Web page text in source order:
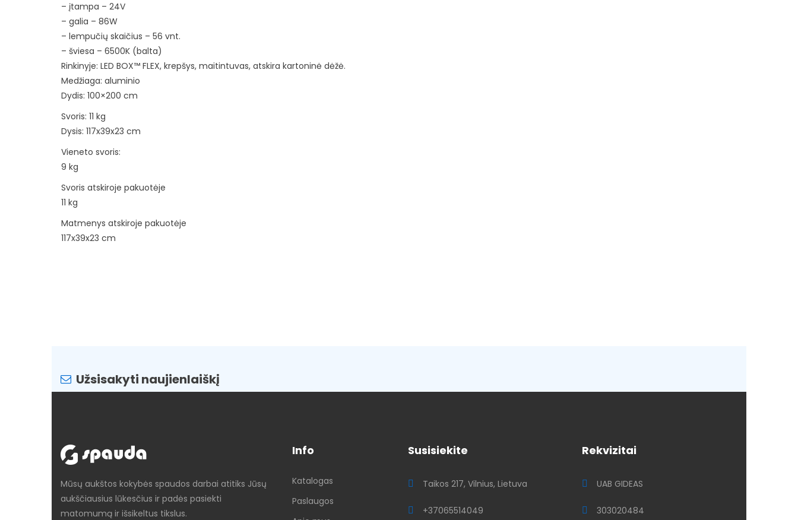
– įtampa – 24V
– galia – 86W
– lempučių skaičius – 56 vnt.
– šviesa – 6500K (balta)
Rinkinyje: LED BOX™ FLEX, krepšys, maitintuvas, atskira kartoninė dėžė.
Medžiaga: aluminio
Dydis: 100×200 cm
Svoris: 11 kg
Dysis: 117x39x23 cm
Vieneto svoris:
9 kg
Svoris atskiroje pakuotėje
11 kg
Matmenys atskiroje pakuotėje
117x39x23 cm
Užsisakyti naujienlaiškį
Mūsų aukštos kokybės spaudos darbai atitiks Jūsų
aukščiausius lūkesčius ir padės pasiekti
matomumą ir išsikeltus tikslus.
Info
Katalogas
Paslaugos
Susisiekite
Taikos 217, Vilnius, Lietuva
+37065514049
Rekvizitai
UAB GIDEAS
303020484